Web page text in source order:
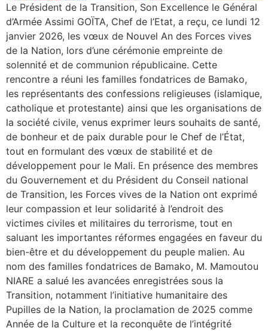
Le Président de la Transition, Son Excellence le Général
d’Armée Assimi GOÏTA, Chef de l’Etat, a reçu, ce lundi 12
janvier 2026, les vœux de Nouvel An des Forces vives
de la Nation, lors d’une cérémonie empreinte de
solennité et de communion républicaine. Cette
rencontre a réuni les familles fondatrices de Bamako,
les représentants des confessions religieuses (islamique,
catholique et protestante) ainsi que les organisations de
la société civile, venus exprimer leurs souhaits de santé,
de bonheur et de paix durable pour le Chef de l’État,
tout en formulant des vœux de stabilité et de
développement pour le Mali. En présence des membres
du Gouvernement et du Président du Conseil national
de Transition, les Forces vives de la Nation ont exprimé
leur compassion et leur solidarité à l’endroit des
victimes civiles et militaires du terrorisme, tout en
saluant les importantes réformes engagées en faveur du
bien-être et du développement du peuple malien. Au
nom des familles fondatrices de Bamako, M. Mamoutou
NIARE a salué les avancées enregistrées sous la
Transition, notamment l’initiative humanitaire des
Pupilles de la Nation, la proclamation de 2025 comme
Année de la Culture et la reconquête de l’intégrité